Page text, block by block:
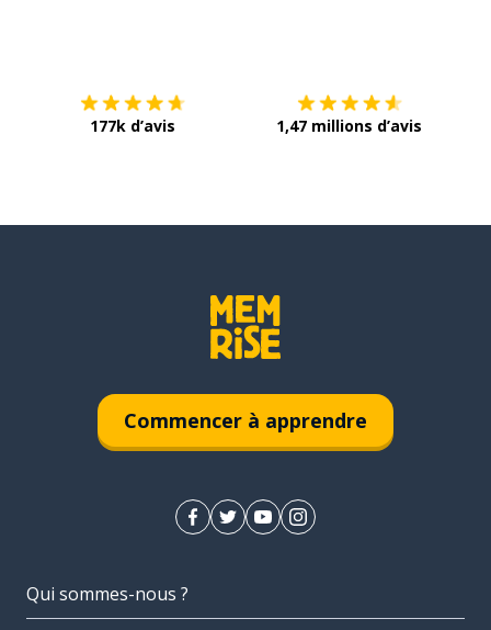
177k d’avis 1,47 millions d’avis
Commencer à apprendre
Qui sommes-nous ?